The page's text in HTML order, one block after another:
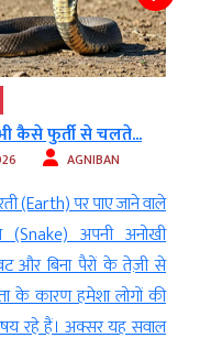
केंद्र था उत्तर कोरिया,
उत्तर कोरिया (North
आते ही दुनिया के सबसे
देशों में से एक की छवि
परमाणु हथियार (परमाणु